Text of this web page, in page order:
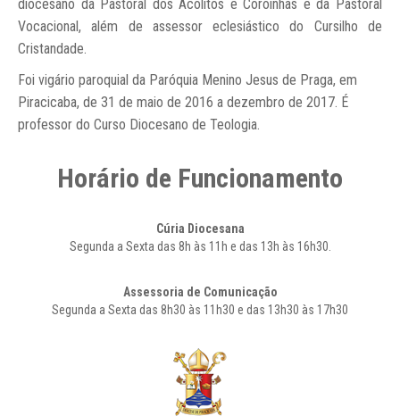
diocesano da Pastoral dos Acólitos e Coroinhas e da Pastoral
Vocacional, além de assessor eclesiástico do Cursilho de
Cristandade.
Foi vigário paroquial da Paróquia Menino Jesus de Praga, em
Piracicaba, de 31 de maio de 2016 a dezembro de 2017. É
professor do Curso Diocesano de Teologia.
Horário de Funcionamento
Cúria Diocesana
Segunda a Sexta das 8h às 11h e das 13h às 16h30.
Assessoria de Comunicação
Segunda a Sexta das 8h30 às 11h30 e das 13h30 às 17h30